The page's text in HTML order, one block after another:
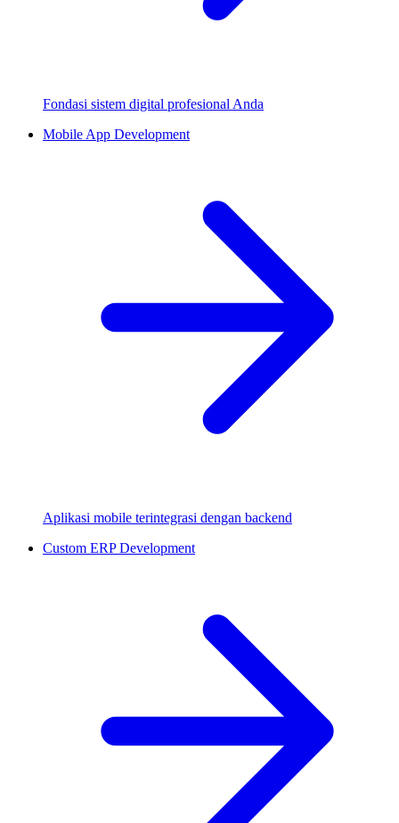
Fondasi sistem digital profesional Anda
Mobile App Development
Aplikasi mobile terintegrasi dengan backend
Custom ERP Development